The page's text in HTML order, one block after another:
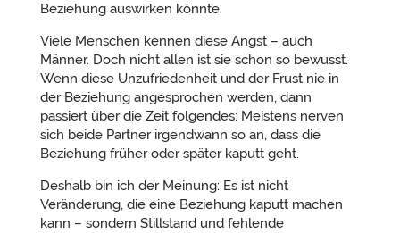
Beziehung auswirken könnte.
Viele Menschen kennen diese Angst – auch
Männer. Doch nicht allen ist sie schon so bewusst.
Wenn diese Unzufriedenheit und der Frust nie in
der Beziehung angesprochen werden, dann
passiert über die Zeit folgendes: Meistens nerven
sich beide Partner irgendwann so an, dass die
Beziehung früher oder später kaputt geht.
Deshalb bin ich der Meinung: Es ist nicht
Veränderung, die eine Beziehung kaputt machen
kann – sondern Stillstand und fehlende